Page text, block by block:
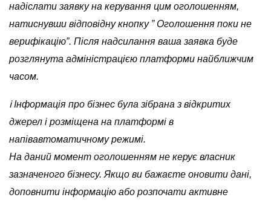
надіслати заявку на керування цим оголошенням,
натиснувши відповідну кнопку ” Оголошення поки не
верифікацію”. Після надсилання ваша заявка буде
розглянута адміністрацією платформи найближчим
часом.
ℹ️ Інформація про бізнес була зібрана з відкритих
джерел і розміщена на платформі в
напівавтоматичному режимі.
На даний момент оголошенням не керує власник
зазначеного бізнесу. Якщо ви бажаєте оновити дані,
доповнити інформацію або розпочати активне